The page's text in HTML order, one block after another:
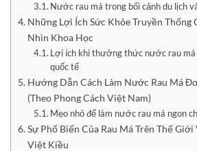
Nước rau má trong bối cảnh du lịch
Những Lợi Ích Sức Khỏe Truyền Thống
Nhìn Khoa Học
Lợi ích khi thưởng thức nước rau má
quốc tế
Hướng Dẫn Cách Làm Nước Rau Má
(Theo Phong Cách Việt Nam)
Mẹo nhỏ để làm nước rau má ngon
Sự Phổ Biến Của Rau Má Trên Thế
Việt Kiều